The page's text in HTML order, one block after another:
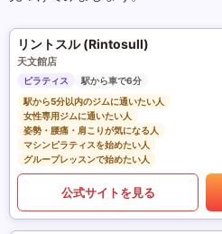
リントスル (Rintosull)
天文館店
ピラティス
駅から車で6分
駅から5分以内のジムに通いたい人
女性専用ジムに通いたい人
姿勢・腰痛・肩こりが気になる人
マシンピラティスを始めたい人
グループレッスンで始めたい人
公式サイトを見る